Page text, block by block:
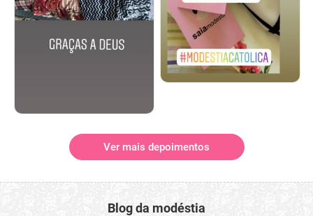
Ver mais depoimentos
Blog da modéstia